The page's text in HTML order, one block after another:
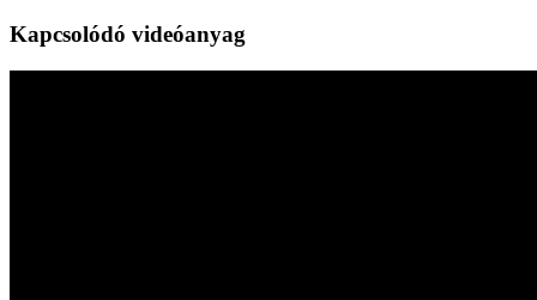
Kapcsolódó videóanyag